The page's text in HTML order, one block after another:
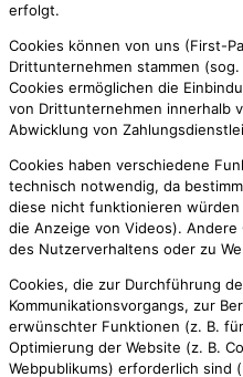
erfolgt.
Cookies können von uns (First-
Drittunternehmen stammen
Cookies ermöglichen die
von Drittunternehmen innerhalb
Abwicklung von
Cookies haben verschiedene
technisch notwendig, da
diese nicht funktionieren
die Anzeige von Videos).
des Nutzerverhaltens oder zu
Cookies, die zur Durchführung
Kommunikationsvorgangs, zur
erwünschter Funktionen (z. B.
Optimierung der Website (z. B.
Webpublikums) erforderlich sind